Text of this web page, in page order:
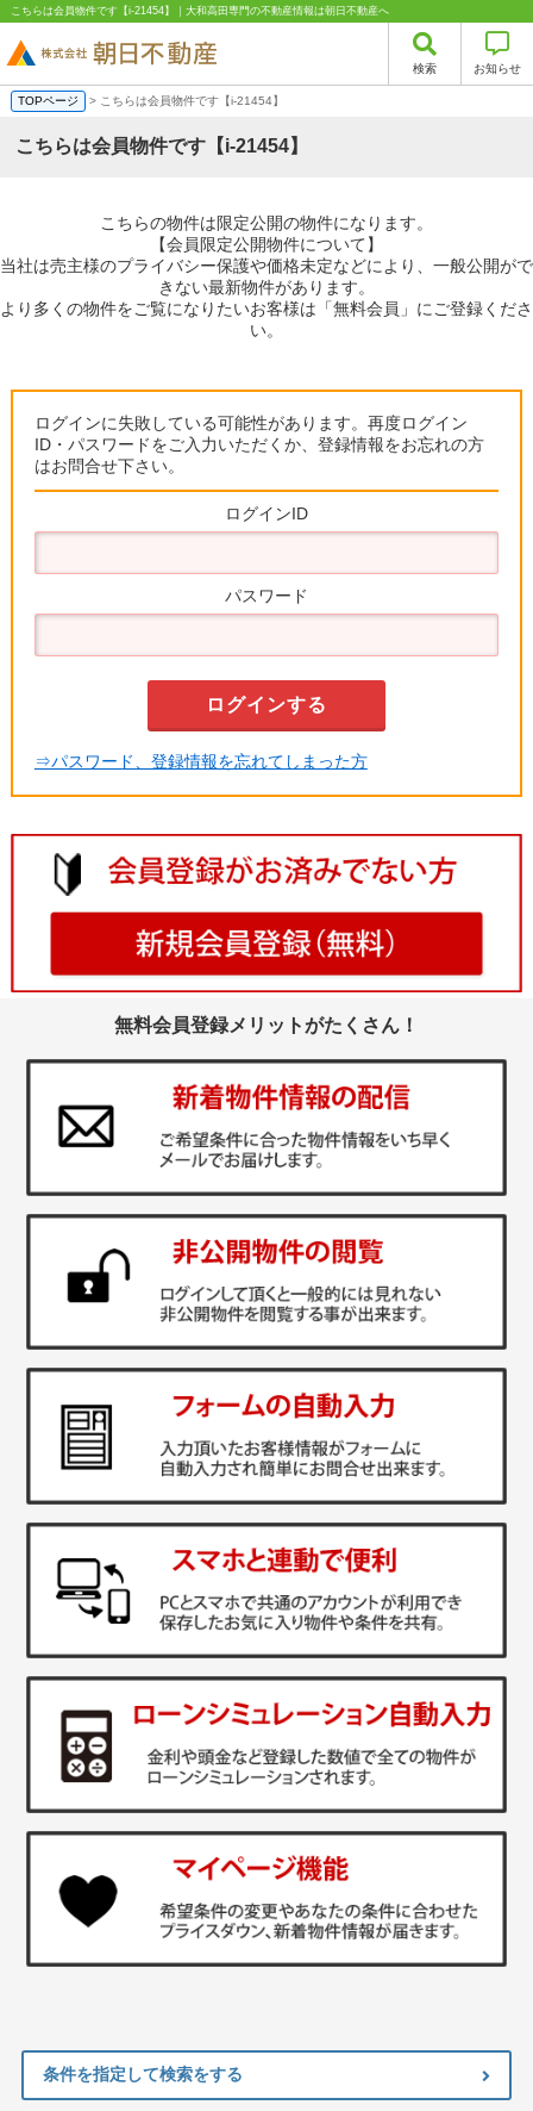
こちらは会員物件です【i-21454】｜大和高田専門の不動産情報は朝日不動産へ
検索 お知らせ
TOPページ > こちらは会員物件です【i-21454】
こちらは会員物件です【i-21454】
こちらの物件は限定公開の物件になります。
【会員限定公開物件について】
当社は売主様のプライバシー保護や価格未定などにより、一般公開がで
きない最新物件があります。
より多くの物件をご覧になりたいお客様は「無料会員」にご登録くださ
い。
ログインに失敗している可能性があります。再度ログイン
ID・パスワードをご入力いただくか、登録情報をお忘れの方
はお問合せ下さい。
ログインID
パスワード
⇒パスワード、登録情報を忘れてしまった方
無料会員登録メリットがたくさん！
条件を指定して検索をする